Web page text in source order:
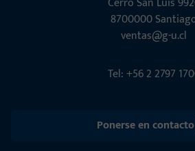
8700000
ventas@g-u.cl
Tel: +56 2 2797
Ponerse en contacto